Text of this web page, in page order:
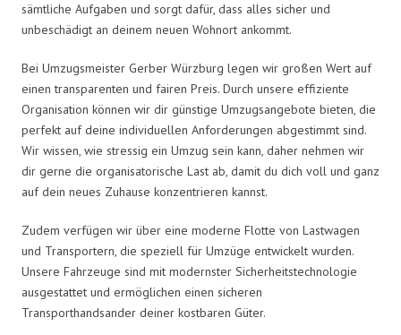
sämtliche Aufgaben und sorgt dafür, dass alles sicher und
unbeschädigt an deinem neuen Wohnort ankommt.
Bei Umzugsmeister Gerber Würzburg legen wir großen Wert auf
einen transparenten und fairen Preis. Durch unsere effiziente
Organisation können wir dir günstige Umzugsangebote bieten, die
perfekt auf deine individuellen Anforderungen abgestimmt sind.
Wir wissen, wie stressig ein Umzug sein kann, daher nehmen wir
dir gerne die organisatorische Last ab, damit du dich voll und ganz
auf dein neues Zuhause konzentrieren kannst.
Zudem verfügen wir über eine moderne Flotte von Lastwagen
und Transportern, die speziell für Umzüge entwickelt wurden.
Unsere Fahrzeuge sind mit modernster Sicherheitstechnologie
ausgestattet und ermöglichen einen sicheren
Transporthandsander deiner kostbaren Güter.